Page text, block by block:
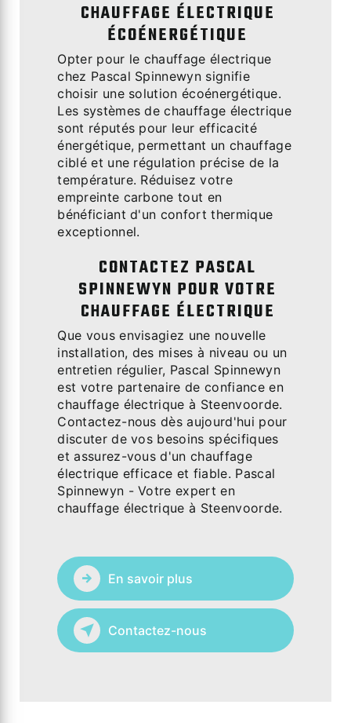
CHAUFFAGE ÉLECTRIQUE
ÉCOÉNERGÉTIQUE
Opter pour le chauffage électrique
chez Pascal Spinnewyn signifie
choisir une solution écoénergétique.
Les systèmes de chauffage électrique
sont réputés pour leur efficacité
énergétique, permettant un chauffage
ciblé et une régulation précise de la
température. Réduisez votre
empreinte carbone tout en
bénéficiant d'un confort thermique
exceptionnel.
CONTACTEZ PASCAL
SPINNEWYN POUR VOTRE
CHAUFFAGE ÉLECTRIQUE
Que vous envisagiez une nouvelle
installation, des mises à niveau ou un
entretien régulier, Pascal Spinnewyn
est votre partenaire de confiance en
chauffage électrique à Steenvoorde.
Contactez-nous dès aujourd'hui pour
discuter de vos besoins spécifiques
et assurez-vous d'un chauffage
électrique efficace et fiable. Pascal
Spinnewyn - Votre expert en
chauffage électrique à Steenvoorde.
En savoir plus
Contactez-nous